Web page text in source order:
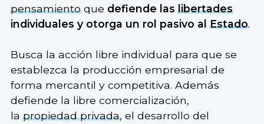
pensamientoque defiende laslibertades
individuales y otorga un rol pasivo alEstado.
Busca la acción libre individual para que se
establezca la producción empresarial de
forma mercantil y competitiva. Además
defiende la libre comercialización,
lapropiedad privada, el desarrollo del